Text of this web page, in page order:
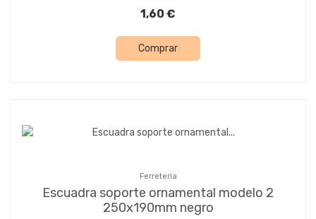
1,60 €
Comprar
Ferretería
Escuadra soporte ornamental modelo 2
250x190mm negro